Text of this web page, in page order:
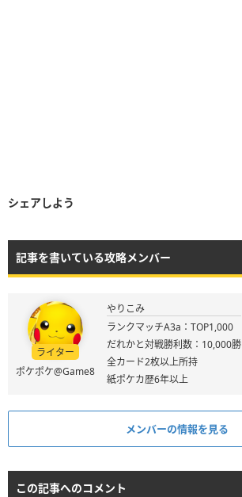
シェアしよう
記事を書いている攻略メンバー
ライター
ポケポケ@Game8
やりこみ
ランクマッチA3a：TOP1,000
だれかと対戦勝利数：10,000勝
全カード2枚以上所持
紙ポケカ歴6年以上
メンバーの情報を見る
この記事へのコメント